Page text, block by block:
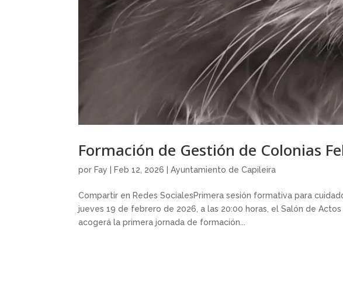
Formación de Gestión de Colonias
por Fay Feb 12, 2026 |Ayuntamiento de Capileira
Compartir en Redes SocialesPrimera sesión formativa para
jueves 19 de febrero de 2026, a las 20:00 horas, el Salón de
acogerá la primera jornada de formación...